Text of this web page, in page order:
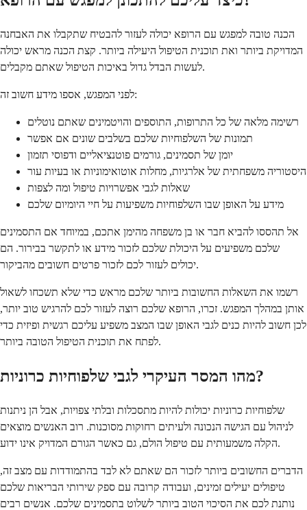
הכנה טובה למפגש עם הרופא יכולה לעזור להבטיח שתקבלו את האבחנה
המדויקת ביותר ואת תוכנית הטיפול היעילה ביותר. קצת הכנה מראש יכולה
לעשות הבדל גדול באיכות הטיפול שאתם מקבלים.
לפני המפגש, אספו מידע חשוב זה:
רשימה מלאה של כל התרופות, התוספים והויטמינים שאתם נוטלים
תמונות של השלפוחיות שלכם בשלבים שונים אם אפשר
יומן של תסמינים, גורמים פוטנציאליים ודפוסי תזמון
היסטוריה משפחתית של אלרגיות, מחלות אוטואימוניות או בעיות עור
שאלות לגבי אפשרויות טיפול ומה לצפות
מידע על האופן שבו השלפוחיות משפיעות על חיי היומיום שלכם
אל תהססו להביא חבר או בן משפחה מהימן אתכם, במיוחד אם התסמינים
שלכם משפיעים על היכולת שלכם לזכור מידע או לתקשר בבירור. הם
יכולים לעזור לכם לזכור פרטים חשובים מהביקור.
רשמו את השאלות החשובות ביותר שלכם מראש כדי שלא תשכחו לשאול
אותן במהלך המפגש. זכרו, הרופא שלכם רוצה לעזור לכם להרגיש טוב יותר,
לכן חשוב להיות כנים לגבי האופן שבו המצב משפיע עליכם רגשית ופיזית כדי
לפתח את תוכנית הטיפול הטובה ביותר.
מהו המסר העיקרי לגבי שלפוחיות כרוניות?
שלפוחיות כרוניות יכולות להיות מתסכלות ובלתי צפויות, אבל הן ניתנות
לניהול עם הגישה הנכונה ולעיתים רחוקות מסוכנות. רוב האנשים מוצאים
הקלה משמעותית עם טיפול הולם, גם כאשר הגורם המדויק אינו ידוע.
הדברים החשובים ביותר לזכור הם שאתם לא לבד בהתמודדות עם מצב זה,
טיפולים יעילים זמינים, ועבודה קרובה עם ספק שירותי הבריאות שלכם
נותנת לכם את הסיכוי הטוב ביותר לשלוט בתסמינים שלכם. אנשים רבים